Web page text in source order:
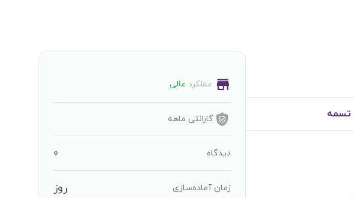
تسمه
عملکرد عالی
گارانتی ماهه
دیدگاه 0
زمان آماده‌سازی روز